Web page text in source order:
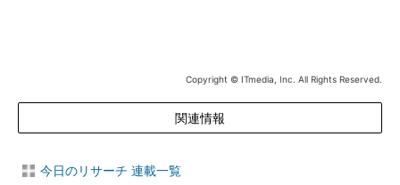
Copyright © ITmedia, Inc. All Rights Reserved.
関連情報
今日のリサーチ 連載一覧